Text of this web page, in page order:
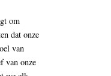
om
dat onze
van
van onze